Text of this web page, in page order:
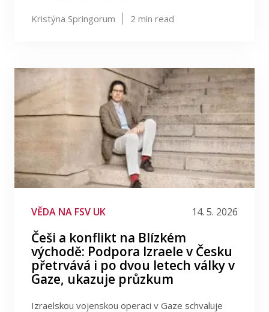
Kristýna Springorum 2 min read
VĚDA NA FSV UK 14. 5. 2026
Češi a konflikt na Blízkém
východě: Podpora Izraele v Česku
přetrvává i po dvou letech války v
Gaze, ukazuje průzkum
Izraelskou vojenskou operaci v Gaze schvaluje